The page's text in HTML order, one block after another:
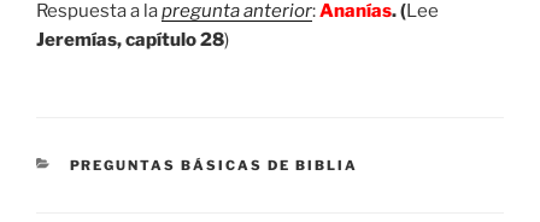
Respuesta a lapregunta anterior:Ananías. (Lee
Jeremías, capítulo 28)
CATEGORÍAS
PREGUNTAS BÁSICAS DE BIBLIA